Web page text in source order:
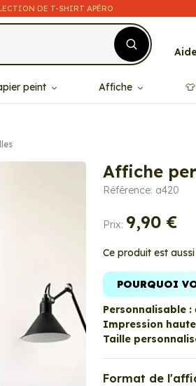
DE T-SHIRT APÉRO
peint Affiche
Affiche
Référence: a420
Prix: 9,90 €
Ce produit est
POURQUOI
Personnalisable :
Impression
Taille
Format de